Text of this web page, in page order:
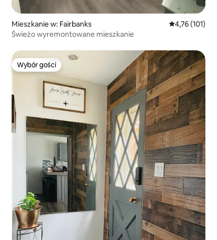
Mieszkanie w: Fairbanks Średnia
4,76 (101)
Świeżo wyremontowane mieszkanie
Wybór gości
Wybór gości